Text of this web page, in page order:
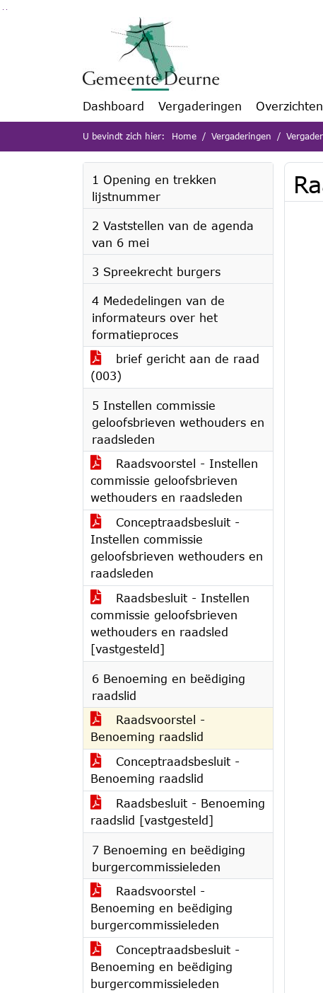
Ga naar de inhoud van deze pagina
Dashboard Vergaderingen Overzichten
U bevindt zich hier: Home Vergaderingen
1 Opening en trekken
lijstnummer
2 Vaststellen van de agenda
van 6 mei
3 Spreekrecht burgers
4 Mededelingen van de
informateurs over het
formatieproces
brief gericht aan de raad
(003)
5 Instellen commissie
geloofsbrieven wethouders en
raadsleden
Raadsvoorstel - Instellen
commissie geloofsbrieven
wethouders en raadsleden
Conceptraadsbesluit -
Instellen commissie
geloofsbrieven wethouders en
raadsleden
Raadsbesluit - Instellen
commissie geloofsbrieven
wethouders en raadsled
[vastgesteld]
6 Benoeming en beëdiging
raadslid
Raadsvoorstel -
Benoeming raadslid
Conceptraadsbesluit -
Benoeming raadslid
Raadsbesluit - Benoeming
raadslid [vastgesteld]
7 Benoeming en beëdiging
burgercommissieleden
Raadsvoorstel -
Benoeming en beëdiging
burgercommissieleden
Conceptraadsbesluit -
Benoeming en beëdiging
burgercommissieleden